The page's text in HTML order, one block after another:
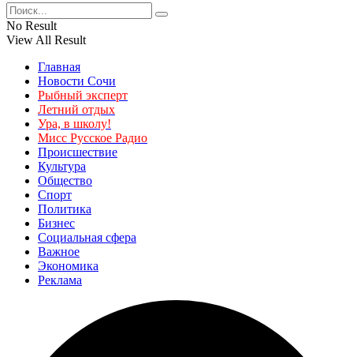
No Result
View All Result
Главная
Новости Сочи
Рыбный эксперт
Летний отдых
Ура, в школу!
Мисс Русское Радио
Происшествие
Культура
Общество
Спорт
Политика
Бизнес
Социальная сфера
Важное
Экономика
Реклама